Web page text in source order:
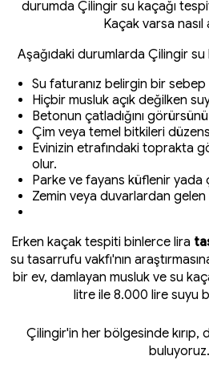
durumda Çilingir su kaçağı tespit
Kaçak varsa nasıl
Aşağıdaki durumlarda Çilingir su
Su faturanız belirgin bir
Hiçbir musluk açık değilken
Betonun çatladığını
Çim veya temel bitkileri
Evinizin etrafındaki toprakta
olur.
Parke ve fayans küflenir yada
Zemin veya duvarlardan
Erken kaçak tespiti binlerce lira
su tasarrufu vakfı'nın
bir ev, damlayan musluk ve su
litre ile 8.000 lire suyu
Çilingir'in her bölgesinde kırıp,
buluyoruz.